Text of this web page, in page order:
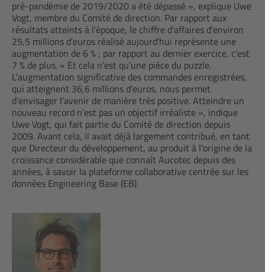
pré-pandémie de 2019/2020 a été dépassé », explique Uwe
Vogt, membre du Comité de direction. Par rapport aux
résultats atteints à l'époque, le chiffre d'affaires d'environ
25,5 millions d'euros réalisé aujourd'hui représente une
augmentation de 6 % ; par rapport au dernier exercice, c'est
7 % de plus. « Et cela n'est qu'une pièce du puzzle.
L'augmentation significative des commandes enregistrées,
qui atteignent 36,6 millions d'euros, nous permet
d'envisager l'avenir de manière très positive. Atteindre un
nouveau record n'est pas un objectif irréaliste », indique
Uwe Vogt, qui fait partie du Comité de direction depuis
2009. Avant cela, il avait déjà largement contribué, en tant
que Directeur du développement, au produit à l'origine de la
croissance considérable que connaît Aucotec depuis des
années, à savoir la plateforme collaborative centrée sur les
données Engineering Base (EB).